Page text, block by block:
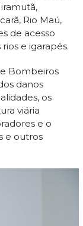
Rio Maú,
de acesso
e igarapés.
Bombeiros
danos
os
viária
e o
e outros